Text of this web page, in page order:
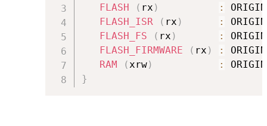
FLASH
( rx ) :
FLASH_ISR
( rx ) :
FLASH_FS
( rx ) :
FLASH_FIRMWARE
( rx ) :
RAM
(xrw) :
}